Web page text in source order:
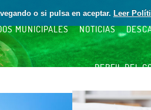
o si pulsa en aceptar. Leer
MUNICIPALES NOTICIAS
PERFIL DEL